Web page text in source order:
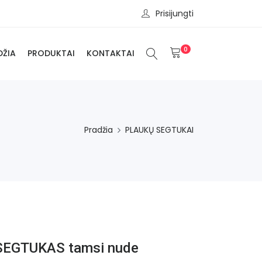
Prisijungti
PRODUKTAI KONTAKTAI 0
Pradžia PLAUKŲ SEGTUKAI
tamsi nude